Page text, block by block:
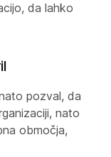
da lahko
pozval, da
nato
območja,